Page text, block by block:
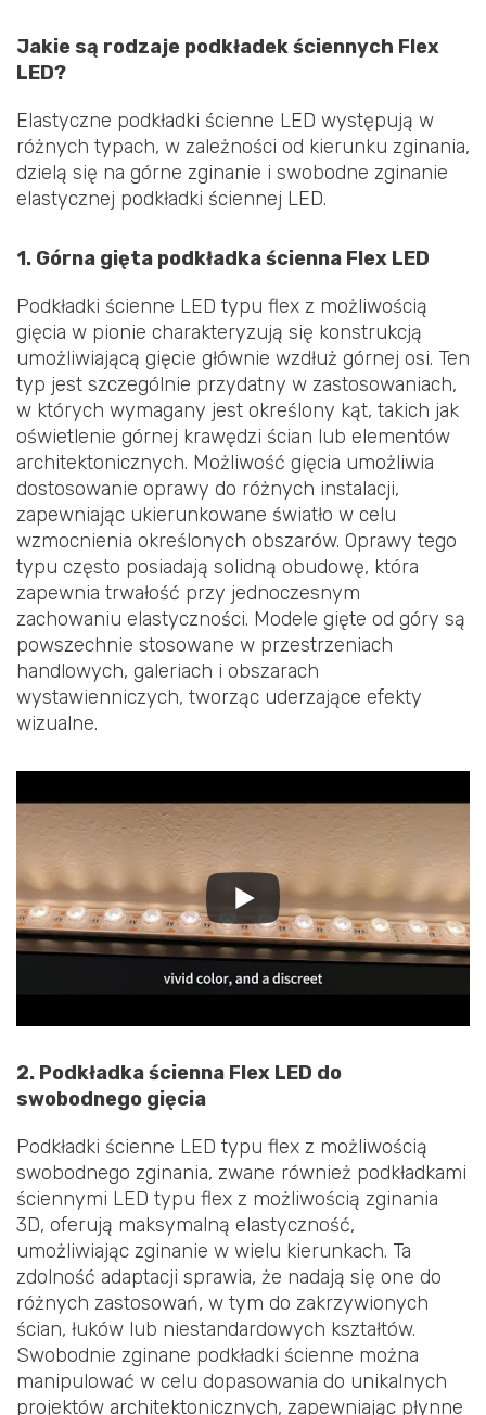
Jakie są rodzaje podkładek ściennych Flex
LED?
Elastyczne podkładki ścienne LED występują w
różnych typach, w zależności od kierunku zginania,
dzielą się na górne zginanie i swobodne zginanie
elastycznej podkładki ściennej LED.
1. Górna gięta podkładka ścienna Flex LED
Podkładki ścienne LED typu flex z możliwością
gięcia w pionie charakteryzują się konstrukcją
umożliwiającą gięcie głównie wzdłuż górnej osi. Ten
typ jest szczególnie przydatny w zastosowaniach,
w których wymagany jest określony kąt, takich jak
oświetlenie górnej krawędzi ścian lub elementów
architektonicznych. Możliwość gięcia umożliwia
dostosowanie oprawy do różnych instalacji,
zapewniając ukierunkowane światło w celu
wzmocnienia określonych obszarów. Oprawy tego
typu często posiadają solidną obudowę, która
zapewnia trwałość przy jednoczesnym
zachowaniu elastyczności. Modele gięte od góry są
powszechnie stosowane w przestrzeniach
handlowych, galeriach i obszarach
wystawienniczych, tworząc uderzające efekty
wizualne.
2. Podkładka ścienna Flex LED do
swobodnego gięcia
Podkładki ścienne LED typu flex z możliwością
swobodnego zginania, zwane również podkładkami
ściennymi LED typu flex z możliwością zginania
3D, oferują maksymalną elastyczność,
umożliwiając zginanie w wielu kierunkach. Ta
zdolność adaptacji sprawia, że nadają się one do
różnych zastosowań, w tym do zakrzywionych
ścian, łuków lub niestandardowych kształtów.
Swobodnie zginane podkładki ścienne można
manipulować w celu dopasowania do unikalnych
projektów architektonicznych, zapewniając płynne